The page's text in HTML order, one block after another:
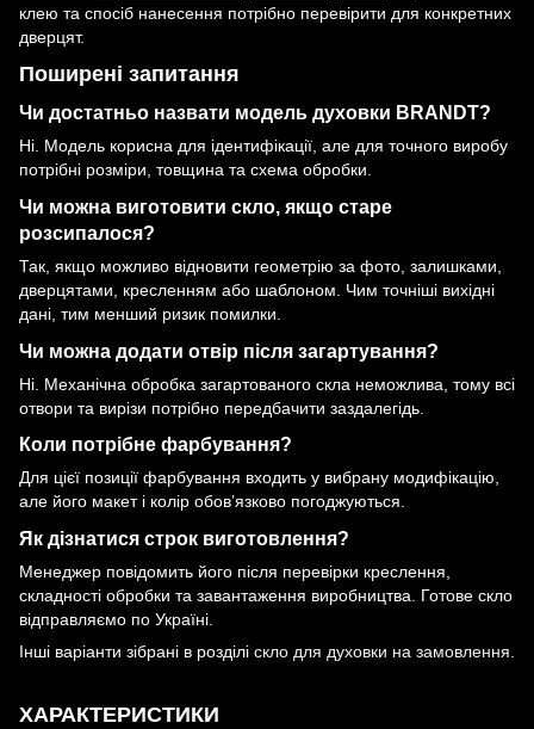
клею та спосіб нанесення потрібно перевірити для конкретних
дверцят.
Поширені запитання
Чи достатньо назвати модель духовки BRANDT?
Ні. Модель корисна для ідентифікації, але для точного виробу
потрібні розміри, товщина та схема обробки.
Чи можна виготовити скло, якщо старе
розсипалося?
Так, якщо можливо відновити геометрію за фото, залишками,
дверцятами, кресленням або шаблоном. Чим точніші вихідні
дані, тим менший ризик помилки.
Чи можна додати отвір після загартування?
Ні. Механічна обробка загартованого скла неможлива, тому всі
отвори та вирізи потрібно передбачити заздалегідь.
Коли потрібне фарбування?
Для цієї позиції фарбування входить у вибрану модифікацію,
але його макет і колір обов’язково погоджуються.
Як дізнатися строк виготовлення?
Менеджер повідомить його після перевірки креслення,
складності обробки та завантаження виробництва. Готове скло
відправляємо по Україні.
Інші варіанти зібрані в розділі скло для духовки на замовлення
ХАРАКТЕРИСТИКИ